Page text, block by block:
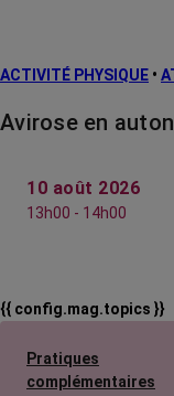
ACTIVITÉ PHYSIQUE •
Avirose en
10 août 2026
13h00 - 14h00
{{ config.mag.topics }}
Pratiques
complémentaires